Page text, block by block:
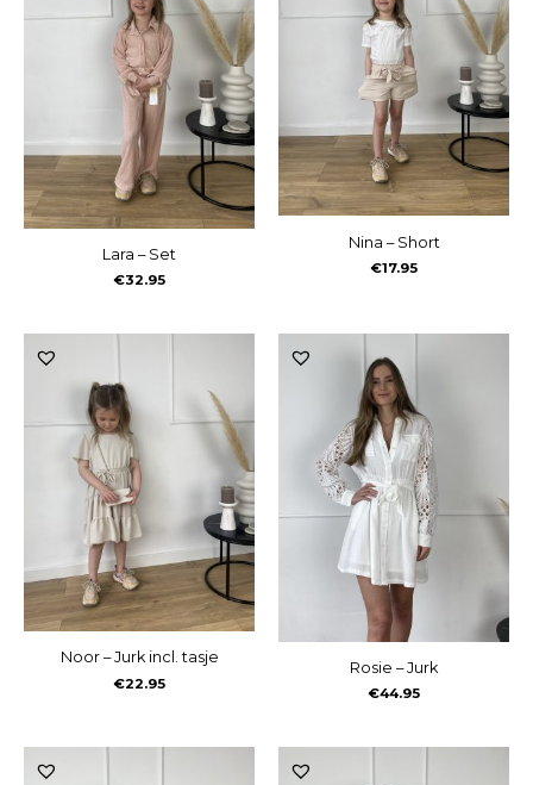
Lara – Set
€32.95
Nina – Short
€17.95
Noor – Jurk incl. tasje
€22.95
Rosie – Jurk
€44.95